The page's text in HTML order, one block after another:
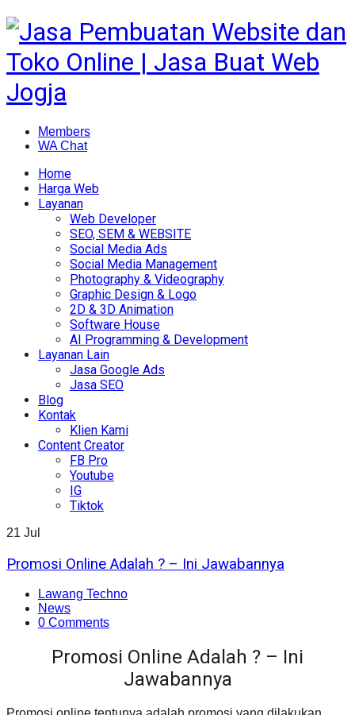
Members
WA Chat
Home
Harga Web
Layanan
Web Developer
SEO, SEM & WEBSITE
Social Media Ads
Social Media Management
Photography & Videography
Graphic Design & Logo
2D & 3D Animation
Software House
AI Programming & Development
Layanan Lain
Jasa Google Ads
Jasa SEO
Blog
Kontak
Klien Kami
Content Creator
FB Pro
Youtube
IG
Tiktok
21 Jul
Promosi Online Adalah ? – Ini Jawabannya
Lawang Techno
News
0 Comments
Promosi Online Adalah ? – Ini
Jawabannya